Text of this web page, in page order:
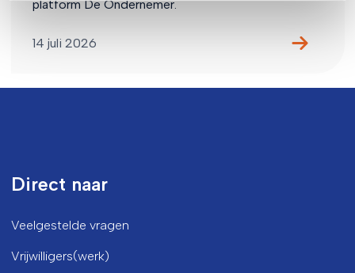
platform De Ondernemer.
14 juli 2026
Direct naar
Veelgestelde vragen
Vrijwilligers(werk)